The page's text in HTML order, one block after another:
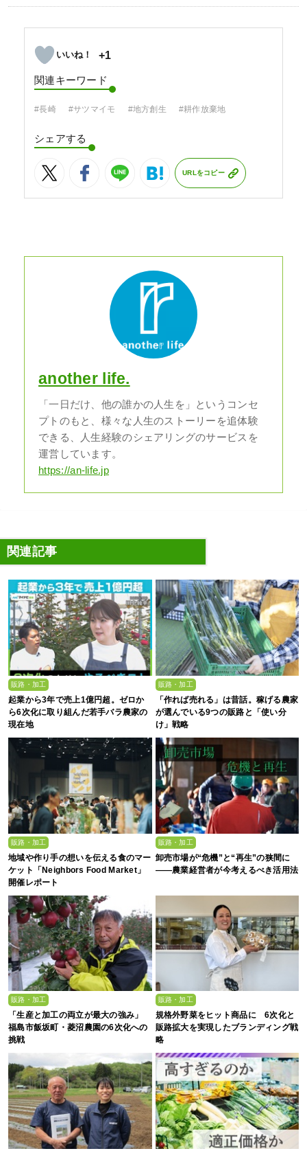
+1
関連キーワード
#長崎 #サツマイモ #地方創生 #耕作放棄地
シェアする
URLをコピー
another life.
「一日だけ、他の誰かの人生を」というコンセ
プトのもと、様々な人生のストーリーを追体験
できる、人生経験のシェアリングのサービスを
運営しています。
https://an-life.jp
関連記事
販路・加工
起業から3年で売上1億円超。ゼロか
ら6次化に取り組んだ若手バラ農家の
現在地
販路・加工
「作れば売れる」は昔話。稼げる農家
が選んでいる9つの販路と「使い分
け」戦略
販路・加工
地域や作り手の想いを伝える食のマー
ケット「Neighbors Food Market」
開催レポート
販路・加工
卸売市場が“危機”と“再生”の狭間に
――農業経営者が今考えるべき活用法
販路・加工
「生産と加工の両立が最大の強み」
福島市飯坂町・菱沼農園の6次化への
挑戦
販路・加工
規格外野菜をヒット商品に 6次化と
販路拡大を実現したブランディング戦
略